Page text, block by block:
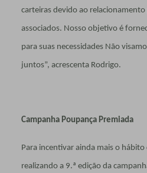
carteiras devido ao
associados. Nosso objetivo é
para suas necessidades Não
juntos”, acrescenta Rodrigo.
Campanha Poupança Premiada
Para incentivar ainda mais o
realizando a 9.ª edição da